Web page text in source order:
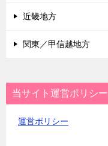
近畿地方
関東／甲信越地方
当サイト運営ポリシー
運営ポリシー